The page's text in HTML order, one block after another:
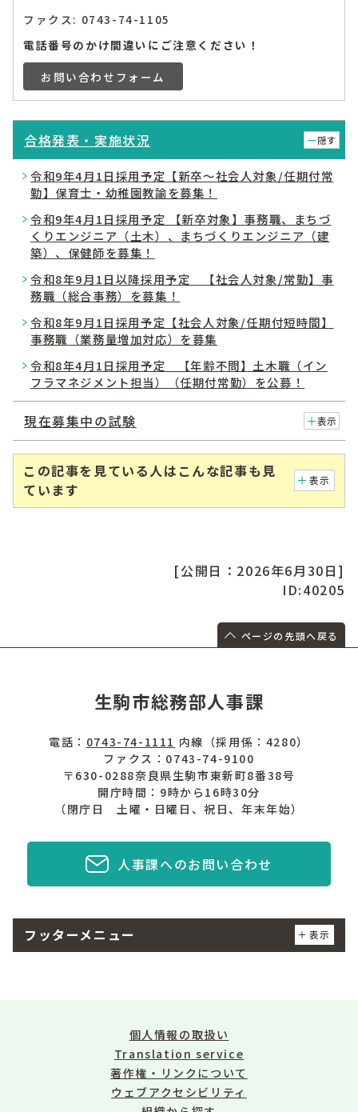
ファクス: 0743-74-1105
電話番号のかけ間違いにご注意ください！
お問い合わせフォーム
合格発表・実施状況 隠す
令和9年4月1日採用予定【新卒～社会人対象/任期付常
勤】保育士・幼稚園教諭を募集！
令和9年4月1日採用予定 【新卒対象】事務職、まちづ
くりエンジニア（土木）、まちづくりエンジニア（建
築）、保健師を募集！
令和8年9月1日以降採用予定 【社会人対象/常勤】事
務職（総合事務）を募集！
令和8年9月1日採用予定【社会人対象/任期付短時間】
事務職（業務量増加対応）を募集
令和8年4月1日採用予定 【年齢不問】土木職（イン
フラマネジメント担当）（任期付常勤）を公募！
現在募集中の試験 表示
この記事を見ている人はこんな記事も見
ています
表示
[公開日：2026年6月30日]
ID:40205
ページの先頭へ戻る
生駒市総務部人事課
電話： 0743-74-1111 内線（採用係：4280）
ファクス：0743-74-9100
〒630-0288奈良県生駒市東新町8番38号
開庁時間：9時から16時30分
（閉庁日 土曜・日曜日、祝日、年末年始）
人事課へのお問い合わせ
フッターメニュー 表示
個人情報の取扱い
Translation service
著作権・リンクについて
ウェブアクセシビリティ